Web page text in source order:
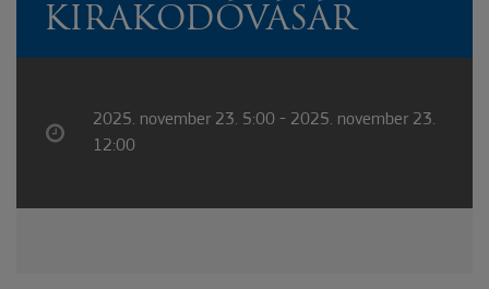
KIRAKODÓVÁSÁR
2025. november 23. 5:00 - 2025. november 23.
12:00